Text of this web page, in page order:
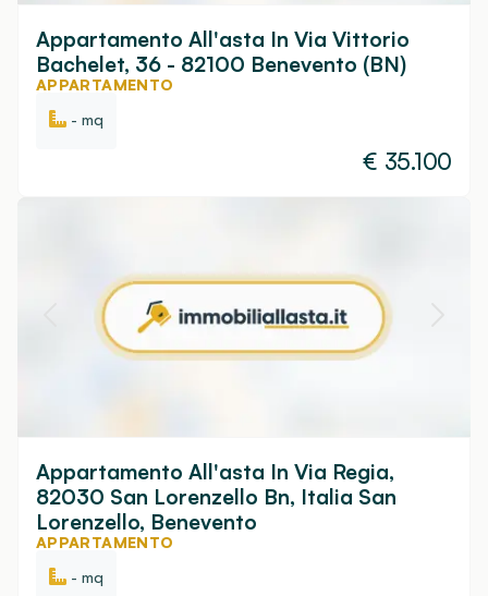
Appartamento All'asta In Via Vittorio
Bachelet, 36 - 82100 Benevento (BN)
APPARTAMENTO
- mq
€ 35.100
Appartamento All'asta In Via Regia,
82030 San Lorenzello Bn, Italia San
Lorenzello, Benevento
APPARTAMENTO
- mq